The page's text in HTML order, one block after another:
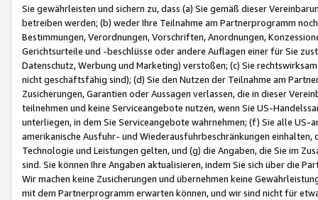
Sie gewährleisten und sichern zu, dass (a) Sie gemäß dieser
betreiben werden; (b) weder Ihre Teilnahme am Partnerprogramm
Bestimmungen, Verordnungen, Vorschriften, Anordnungen,
Gerichtsurteile und -beschlüsse oder andere Auflagen einer für Sie
Datenschutz, Werbung und Marketing) verstoßen; (c) Sie
nicht geschäftsfähig sind); (d) Sie den Nutzen der Teilnahme am
Zusicherungen, Garantien oder Aussagen verlassen, die in dieser
teilnehmen und keine Serviceangebote nutzen, wenn Sie US-
unterliegen, in dem Sie Serviceangebote wahrnehmen; (f) Sie alle
amerikanische Ausfuhr- und Wiederausfuhrbeschränkungen
Technologie und Leistungen gelten, und (g) die Angaben, die Sie im
sind. Sie können Ihre Angaben aktualisieren, indem Sie sich über die
Wir machen keine Zusicherungen und übernehmen keine
mit dem Partnerprogramm erwarten können, und wir sind nicht für